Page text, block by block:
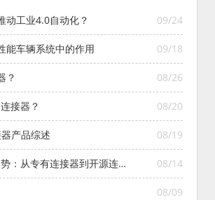
09/24
动工业4.0自动化？
09/18
能车辆系统中的作用
08/26
？
08/20
接器？
08/19
产品综述
08/14
：从专有连接器到开源连接
08/09